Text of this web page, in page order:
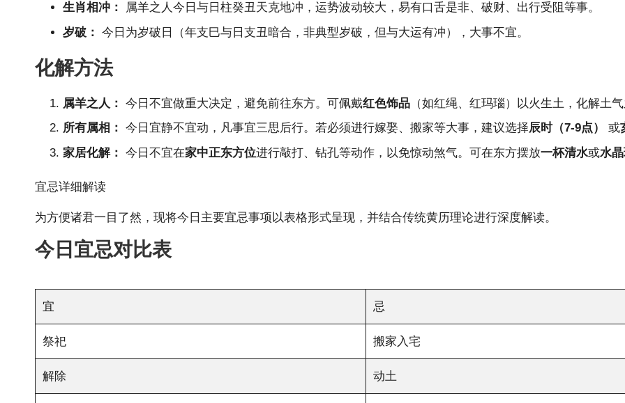
生肖相冲： 属羊之人今日与日柱癸丑天克地冲， 运势波动较大，易有口舌是非、破财、出行受阻等事。
岁破： 今日为岁破日（年支巳与日支丑暗合，非典型岁破，但与大运有冲），大事不宜。
化解方法
属羊之人： 今日不宜做重大决定，避免前往东方。可佩戴红色饰品 （如红绳、红玛瑙）以火生土，化解土
所有属相： 今日宜静不宜动，凡事宜三思后行。若必须进行嫁娶、搬家等大事，建议选择辰时（7-9点） 或
家居化解： 今日不宜在家中正东方位进行敲打、钻孔等动作，以免惊动煞气。可在东方摆放一杯清水或水
宜忌详细解读
为方便诸君一目了然，现将今日主要宜忌事项以表格形式呈现，并结合传统黄历理论进行深度解读。
今日宜忌对比表
宜 忌
祭祀 搬家入宅
解除 动土